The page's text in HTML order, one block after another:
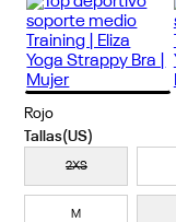
Rojo
2XS
M